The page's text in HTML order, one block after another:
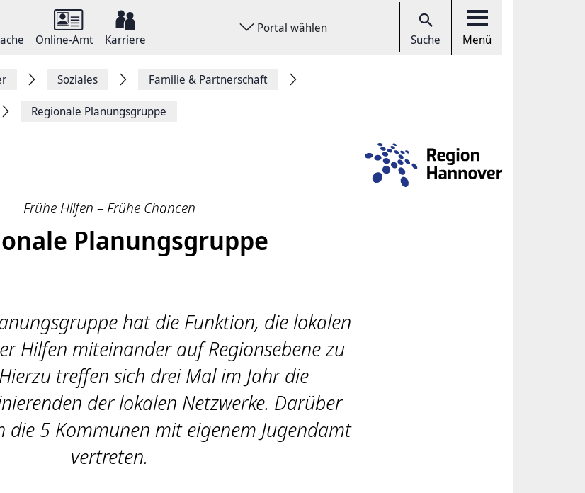
Online-Amt Karriere
Portal wählen
Suche Menü
Soziales Familie & Partnerschaft
Regionale Planungsgruppe
Frühe Hilfen – Frühe Chancen
Planungsgruppe
hat die Funktion, die lokalen
Hilfen miteinander auf Regionsebene zu
treffen sich drei Mal im Jahr die
der lokalen Netzwerke. Darüber
die 5 Kommunen mit eigenem Jugendamt
vertreten.